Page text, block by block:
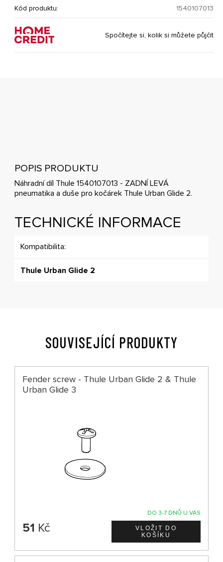
Kód produktu: 1540107013
Spočítejte si, kolik si můžete půjčit
POPIS PRODUKTU
Náhradní díl Thule 1540107013 - ZADNÍ LEVÁ
pneumatika a duše pro kočárek Thule Urban Glide 2.
TECHNICKÉ INFORMACE
Kompatibilita:
Thule Urban Glide 2
SOUVISEJÍCÍ PRODUKTY
Fender screw - Thule Urban Glide 2 & Thule
Urban Glide 3
DO 3-7 DNŮ U VÁS
51 Kč